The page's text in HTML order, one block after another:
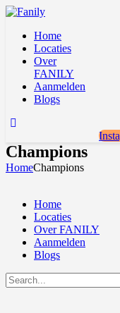
Home
Locaties
Over
FANILY
Aanmelden
Blogs
Champions
HomeChampions
Home
Locaties
Over FANILY
Aanmelden
Blogs